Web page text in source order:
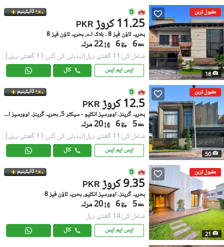
مقبول ترین
18
ٹائیٹینیم
PKR 11.25 کروڑ
بحریہ ٹاؤن فیز 8 ۔ بلاک اے, بحریہ ٹاؤن فیز 8
6
6 22 مرلہ
شامل کی:11 گھنٹے پہل (تبدیلی کی گئی:11 گھنٹے پہلے)
ایس ایم ایس کال
مقبول ترین
50
ٹائیٹینیم
PKR 12.5 کروڑ
بحریہ گرینز۔ اوورسیز انکلیو - سیکٹر 5, بحریہ گرینز۔ اوورسیز انکلیو
5
6 20 مرلہ
شامل کی:11 گھنٹے پہل (تبدیلی کی گئی:11 گھنٹے پہلے)
ایس ایم ایس کال
مقبول ترین
21
ٹائیٹینیم
PKR 9.35 کروڑ
بحریہ گرینز۔ اوورسیز انکلیو, بحریہ ٹاؤن فیز 8
5
6 20 مرلہ
شامل کی:14 گھنٹے پہل
ایس ایم ایس کال